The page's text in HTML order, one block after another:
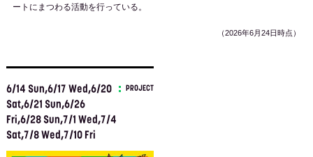
ートにまつわる活動を行っている。
（2026年6月24日時点）
6/14 Sun,6/17 Wed,6/20
Sat,6/21 Sun,6/26
Fri,6/28 Sun,7/1 Wed,7/4
Sat,7/8 Wed,7/10 Fri
PROJECT